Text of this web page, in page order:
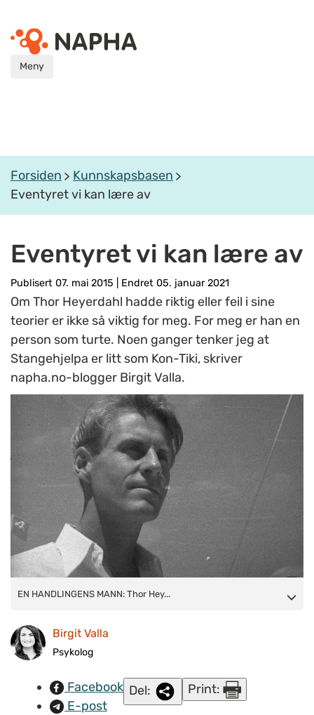
Meny
Forsiden
Kunnskapsbasen
Eventyret vi kan lære av
Eventyret vi kan lære av
Publisert 07. mai 2015 Endret 05. januar 2021
Om Thor Heyerdahl hadde riktig eller feil i sine
teorier er ikke så viktig for meg. For meg er han en
person som turte. Noen ganger tenker jeg at
Stangehjelpa er litt som Kon-Tiki, skriver
napha.no-blogger Birgit Valla.
EN HANDLINGENS MANN: Thor Heyerdahl var en handlingens
forsvarte det rådende paradigmet, skriver leder for
Stangehjelpa i Stange kommune i Hedmark, Birgit Valla. Bildet
Kon-Tiki Museet.
EN HANDLINGENS MANN: Thor Hey...
Birgit Valla
Psykolog
Facebook
E-post
Del: Print: